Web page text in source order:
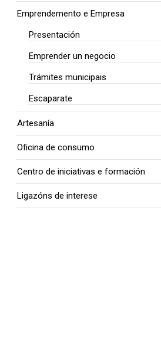
Emprendemento e Empresa
Presentación
Emprender un negocio
Trámites municipais
Escaparate
Artesanía
Oficina de consumo
Centro de iniciativas e formación
Ligazóns de interese